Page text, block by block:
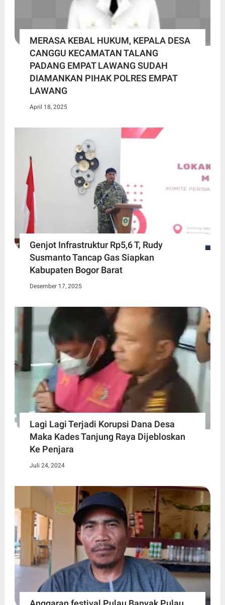
MERASA KEBAL HUKUM, KEPALA DESA
CANGGU KECAMATAN TALANG
PADANG EMPAT LAWANG SUDAH
DIAMANKAN PIHAK POLRES EMPAT
LAWANG
April 18, 2025
Genjot Infrastruktur Rp5,6 T, Rudy
Susmanto Tancap Gas Siapkan
Kabupaten Bogor Barat
Desember 17, 2025
Lagi Lagi Terjadi Korupsi Dana Desa
Maka Kades Tanjung Raya Dijebloskan
Ke Penjara
Juli 24, 2024